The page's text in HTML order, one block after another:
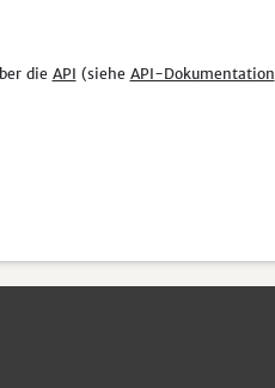
die API (siehe API-Dokumentation